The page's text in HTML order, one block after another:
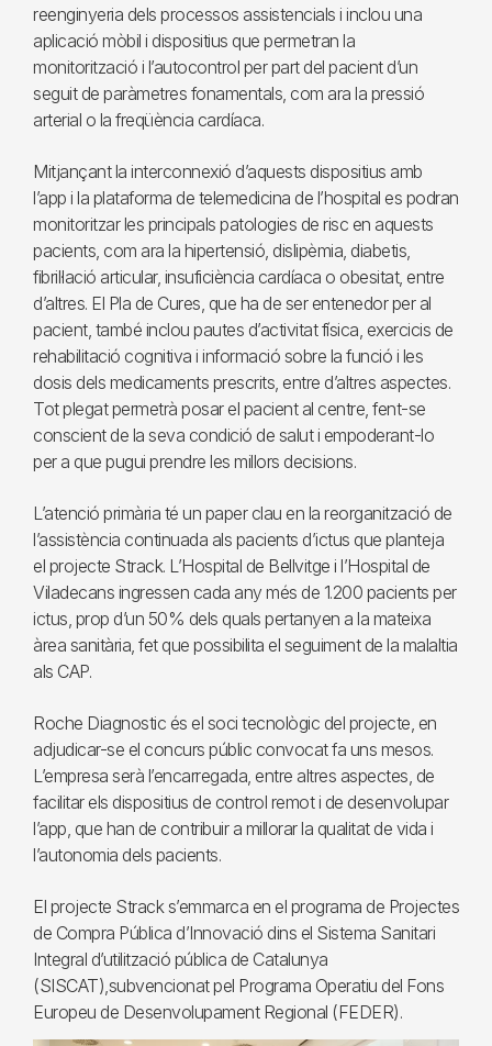
reenginyeria dels processos assistencials i inclou una
aplicació mòbil i dispositius que permetran la
monitorització i l’autocontrol per part del pacient d’un
seguit de paràmetres fonamentals, com ara la pressió
arterial o la freqüència cardíaca.
Mitjançant la interconnexió d’aquests dispositius amb
l’app i la plataforma de telemedicina de l’hospital es podran
monitoritzar les principals patologies de risc en aquests
pacients, com ara la hipertensió, dislipèmia, diabetis,
fibril·lació articular, insuficiència cardíaca o obesitat, entre
d’altres. El Pla de Cures, que ha de ser entenedor per al
pacient, també inclou pautes d’activitat física, exercicis de
rehabilitació cognitiva i informació sobre la funció i les
dosis dels medicaments prescrits, entre d’altres aspectes.
Tot plegat permetrà posar el pacient al centre, fent-se
conscient de la seva condició de salut i empoderant-lo
per a que pugui prendre les millors decisions.
L’atenció primària té un paper clau en la reorganització de
l’assistència continuada als pacients d’ictus que planteja
el projecte Strack. L’Hospital de Bellvitge i l’Hospital de
Viladecans ingressen cada any més de 1.200 pacients per
ictus, prop d’un 50% dels quals pertanyen a la mateixa
àrea sanitària, fet que possibilita el seguiment de la malaltia
als CAP.
Roche Diagnostic és el soci tecnològic del projecte, en
adjudicar-se el concurs públic convocat fa uns mesos.
L’empresa serà l’encarregada, entre altres aspectes, de
facilitar els dispositius de control remot i de desenvolupar
l’app, que han de contribuir a millorar la qualitat de vida i
l’autonomia dels pacients.
El projecte Strack s’emmarca en el programa de Projectes
de Compra Pública d’Innovació dins el Sistema Sanitari
Integral d’utilització pública de Catalunya
(SISCAT),subvencionat pel Programa Operatiu del Fons
Europeu de Desenvolupament Regional (FEDER).